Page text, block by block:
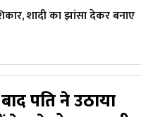
शादी का झांसा देकर बनाए
पति ने उठाया